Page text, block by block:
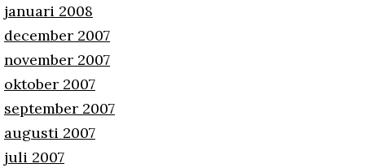
januari 2008
december 2007
november 2007
oktober 2007
september 2007
augusti 2007
juli 2007